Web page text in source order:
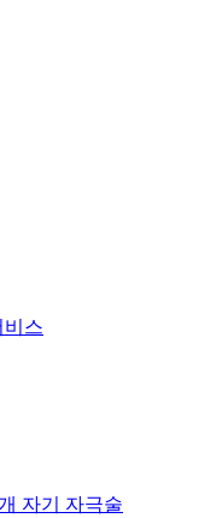
비스
자기 자극술